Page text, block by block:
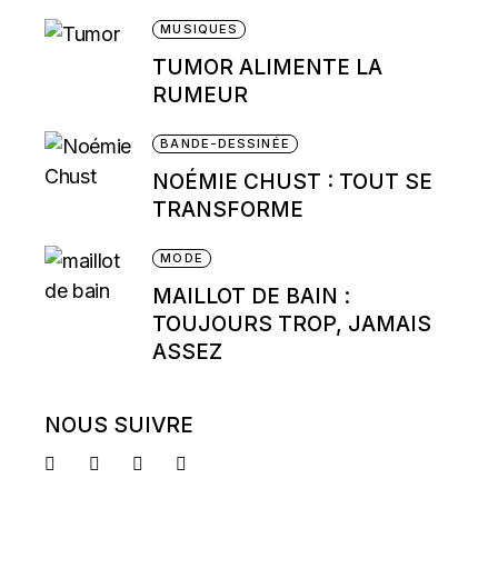
MUSIQUES
TUMOR ALIMENTE LA
RUMEUR
BANDE-DESSINÉE
NOÉMIE CHUST : TOUT SE
TRANSFORME
MODE
MAILLOT DE BAIN :
TOUJOURS TROP, JAMAIS
ASSEZ
NOUS SUIVRE